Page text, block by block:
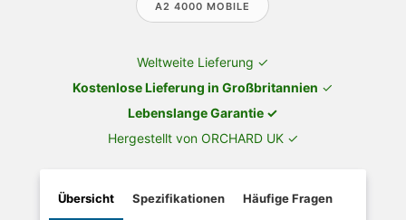
A2 4000 MOBILE
Weltweite Lieferung ✓
Kostenlose Lieferung in Großbritannien ✓
Lebenslange Garantie ✓
Hergestellt von ORCHARD UK ✓
Übersicht Spezifikationen Häufige Fragen